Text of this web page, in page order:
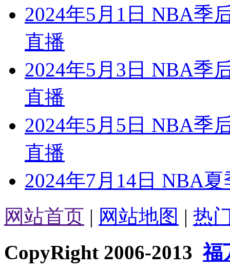
2024年5月1日 NBA季
直播
2024年5月3日 NBA季
直播
2024年5月5日 NBA季
直播
2024年7月14日 NBA
网站首页 | 网站地图 | 热
CopyRight 2006-2013福